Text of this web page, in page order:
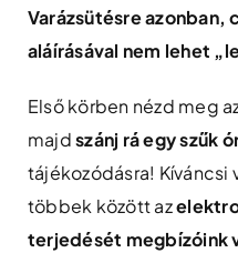
Varázsütésre azonban,
aláírásával nem lehet
Első körben nézd meg
majdszánj rá egy szűk
tájékozódásra! Kíváncsi
többek között az
terjedését megbízóink